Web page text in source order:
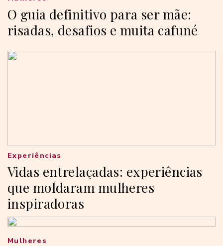
O guia definitivo para ser mãe:
risadas, desafios e muita cafuné
Vidas entrelaçadas: experiências
que moldaram mulheres
inspiradoras
Experiências
Mulheres